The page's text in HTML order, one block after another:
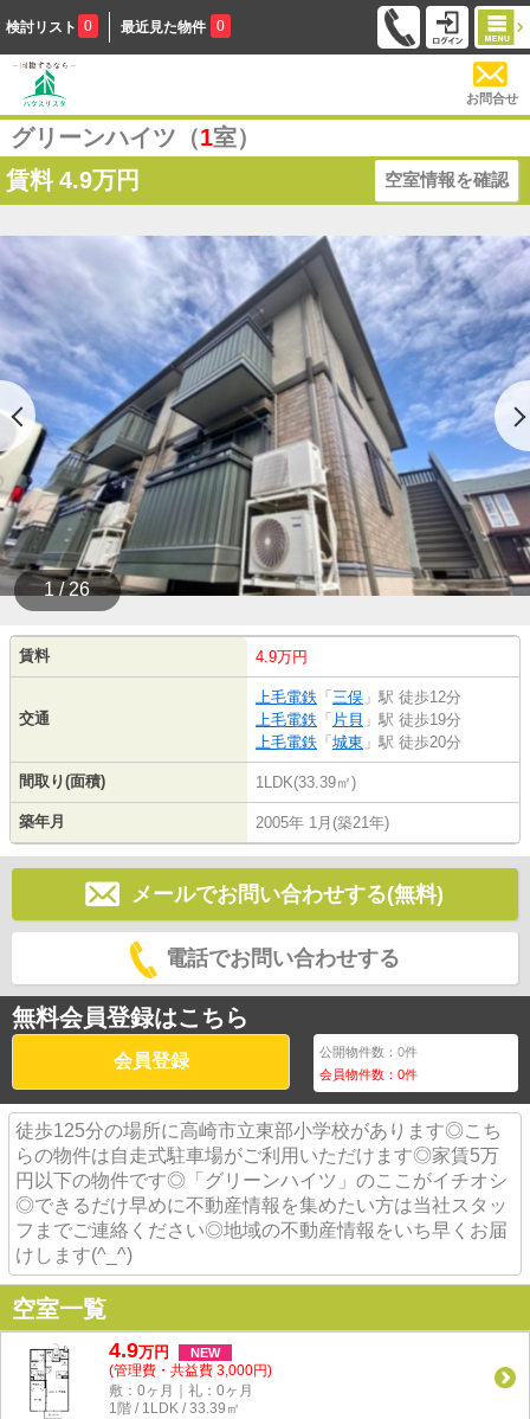
検討リスト 0 最近見た物件 0
お問合せ
グリーンハイツ（1室）
賃料 4.9万円 空室情報を確認
1 / 26
賃料 4.9万円
交通
上毛電鉄 「 三俣 」駅 徒歩12分
上毛電鉄 「 片貝 」駅 徒歩19分
上毛電鉄 「 城東 」駅 徒歩20分
間取り(面積) 1LDK(33.39㎡)
築年月 2005年 1月(築21年)
メールでお問い合わせする(無料)
電話でお問い合わせする
無料会員登録はこちら
会員登録 公開物件数：0件
会員物件数：0件
徒歩125分の場所に高崎市立東部小学校があります◎こち
らの物件は自走式駐車場がご利用いただけます◎家賃5万
円以下の物件です◎「グリーンハイツ」のここがイチオシ
◎できるだけ早めに不動産情報を集めたい方は当社スタッ
フまでご連絡ください◎地域の不動産情報をいち早くお届
けします(^_^)
空室一覧
4.9万円 NEW
(管理費・共益費 3,000円)
敷：0ヶ月｜礼：0ヶ月
1階 / 1LDK / 33.39㎡